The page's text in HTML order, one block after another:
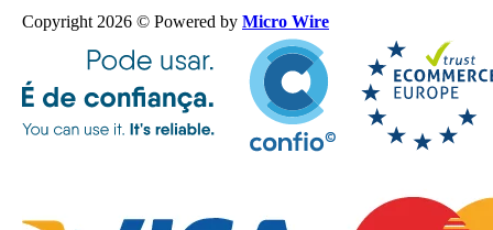
Copyright 2026 © Powered by Micro Wire